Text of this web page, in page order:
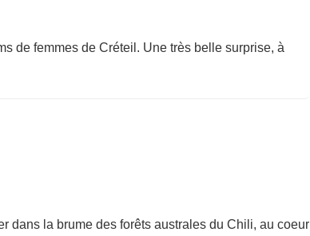
de femmes de Créteil. Une très belle surprise, à
dans la brume des forêts australes du Chili, au coeur